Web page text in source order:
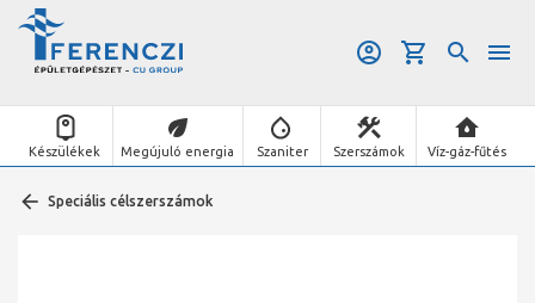
Készülékek Megújuló energia Szaniter Szerszámok Víz-gáz-fűtés
Speciális célszerszámok